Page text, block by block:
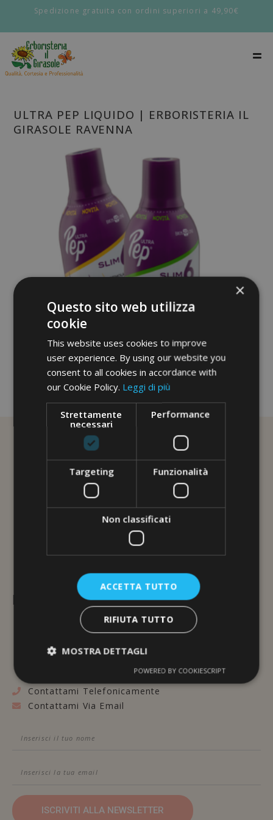
Spedizione gratuita con ordini superiori a 49,90€
ULTRA PEP LIQUIDO | ERBORISTERIA IL
GIRASOLE RAVENNA
L'ERBORISTERIA
Via Brunelleschi, 117
Contattami Telefonicamente
Contattami Via Email
ISCRIVITI ALLA NEWSLETTER
×
Questo sito web utilizza
cookie
This website uses cookies to improve
user experience. By using our website you
consent to all cookies in accordance with
our Cookie Policy. Leggi di più
Strettamente
necessari
Performance
Targeting Funzionalità
Non classificati
ACCETTA TUTTO
RIFIUTA TUTTO
MOSTRA DETTAGLI
POWERED BY COOKIESCRIPT